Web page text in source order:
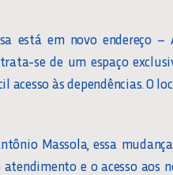
está em novo endereço –
se de um espaço
às dependências. O
Massola, essa
e o acesso aos